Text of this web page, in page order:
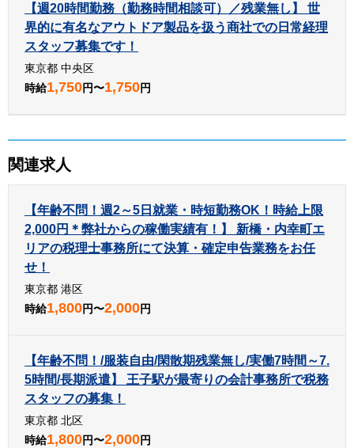
【週20時間勤務（勤務時間相談可）／残業無し】 世
界的に有名なアウトドア製品を扱う商社での日常経理
スタッフ募集です！
東京都 中央区
時給1,750円〜1,750円
関連求人
【年齢不問！週2～5日就業・時短勤務OK！時給上限
2,000円＊弊社からの稼働実績有！】 新橋・内幸町エ
リアの税理士事務所にて決算・確定申告業務をお任
せ！
東京都 港区
時給1,800円〜2,000円
【年齢不問！/服装自由/閑散期残業無し/実働7時間～7.
5時間/長期派遣】 王子駅が最寄りの会計事務所で税務
スタッフの募集！
東京都 北区
時給1,800円〜2,000円